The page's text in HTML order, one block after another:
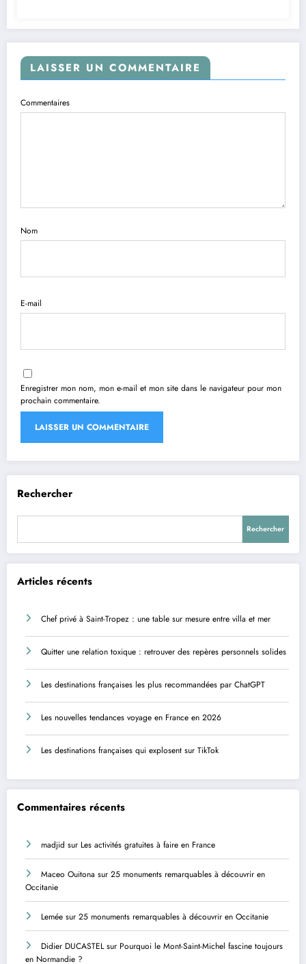
LAISSER UN COMMENTAIRE
Commentaires
Nom
E-mail
Enregistrer mon nom, mon e-mail et mon site dans le navigateur pour mon
prochain commentaire.
Rechercher
Rechercher
Articles récents
Chef privé à Saint-Tropez : une table sur mesure entre villa et mer
Quitter une relation toxique : retrouver des repères personnels solides
Les destinations françaises les plus recommandées par ChatGPT
Les nouvelles tendances voyage en France en 2026
Les destinations françaises qui explosent sur TikTok
Commentaires récents
madjid sur Les activités gratuites à faire en France
Maceo Ouitona sur 25 monuments remarquables à découvrir en
Occitanie
Lemée sur 25 monuments remarquables à découvrir en Occitanie
Didier DUCASTELsur Pourquoi le Mont-Saint-Michel fascine toujours
en Normandie ?